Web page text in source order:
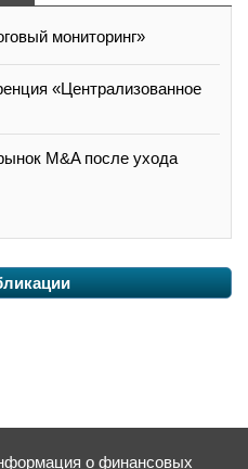
мониторинг»
«Централизованное
M&A после ухода
о финансовых